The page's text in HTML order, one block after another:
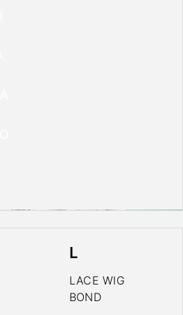
L
LACE WIG
BOND